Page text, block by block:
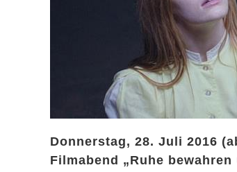
Donnerstag, 28. Juli 2016
Filmabend „Ruhe